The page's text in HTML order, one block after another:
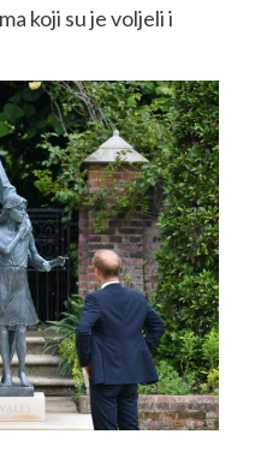
koji su je voljeli i